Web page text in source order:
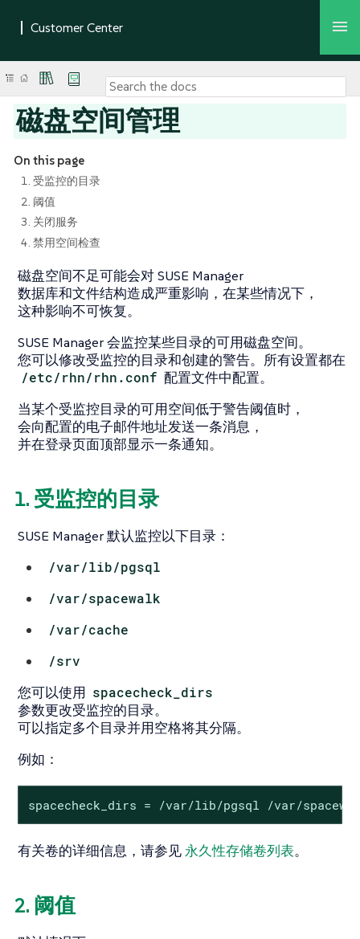
磁盘空间管理
On this page
1. 受监控的目录
2. 阈值
3. 关闭服务
4. 禁用空间检查
磁盘空间不足可能会对 SUSE Manager
数据库和文件结构造成严重影响，在某些情况下，
这种影响不可恢复。
SUSE Manager 会监控某些目录的可用磁盘空间。
您可以修改受监控的目录和创建的警告。所有设置都在
/etc/rhn/rhn.conf 配置文件中配置。
当某个受监控目录的可用空间低于警告阈值时，
会向配置的电子邮件地址发送一条消息，
并在登录页面顶部显示一条通知。
1. 受监控的目录
SUSE Manager 默认监控以下目录：
/var/lib/pgsql
/var/spacewalk
/var/cache
/srv
您可以使用 spacecheck_dirs
参数更改受监控的目录。
可以指定多个目录并用空格将其分隔。
例如：
spacecheck_dirs = /var/lib/pgsql /var/
有关卷的详细信息，请参见 永久性存储卷列表。
2. 阈值